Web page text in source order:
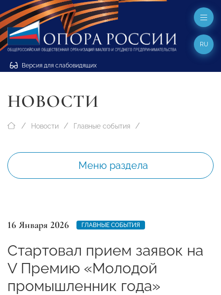
Версия для слабовидящих
RU
НОВОСТИ
Новости Главные события
Меню раздела
16 Января 2026 ГЛАВНЫЕ СОБЫТИЯ
Стартовал прием заявок на
V Премию «Молодой
промышленник года»